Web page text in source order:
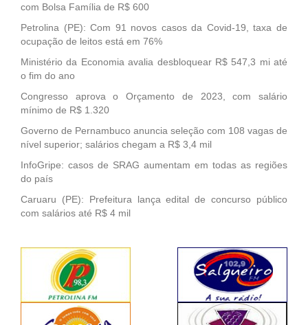
com Bolsa Família de R$ 600
Petrolina (PE): Com 91 novos casos da Covid-19, taxa de
ocupação de leitos está em 76%
Ministério da Economia avalia desbloquear R$ 547,3 mi até
o fim do ano
Congresso aprova o Orçamento de 2023, com salário
mínimo de R$ 1.320
Governo de Pernambuco anuncia seleção com 108 vagas de
nível superior; salários chegam a R$ 3,4 mil
InfoGripe: casos de SRAG aumentam em todas as regiões
do país
Caruaru (PE): Prefeitura lança edital de concurso público
com salários até R$ 4 mil